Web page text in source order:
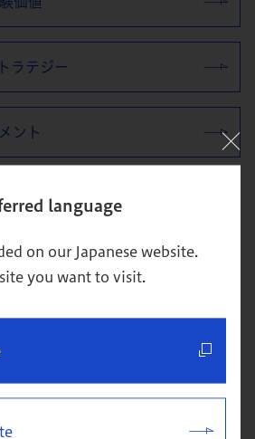
language
on our Japanese website.
you want to visit.
ラテジー
ント